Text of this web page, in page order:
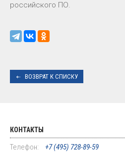
российского ПО.
ВОЗВРАТ К СПИСКУ
КОНТАКТЫ
Телефон:
+7 (495) 728-89-59